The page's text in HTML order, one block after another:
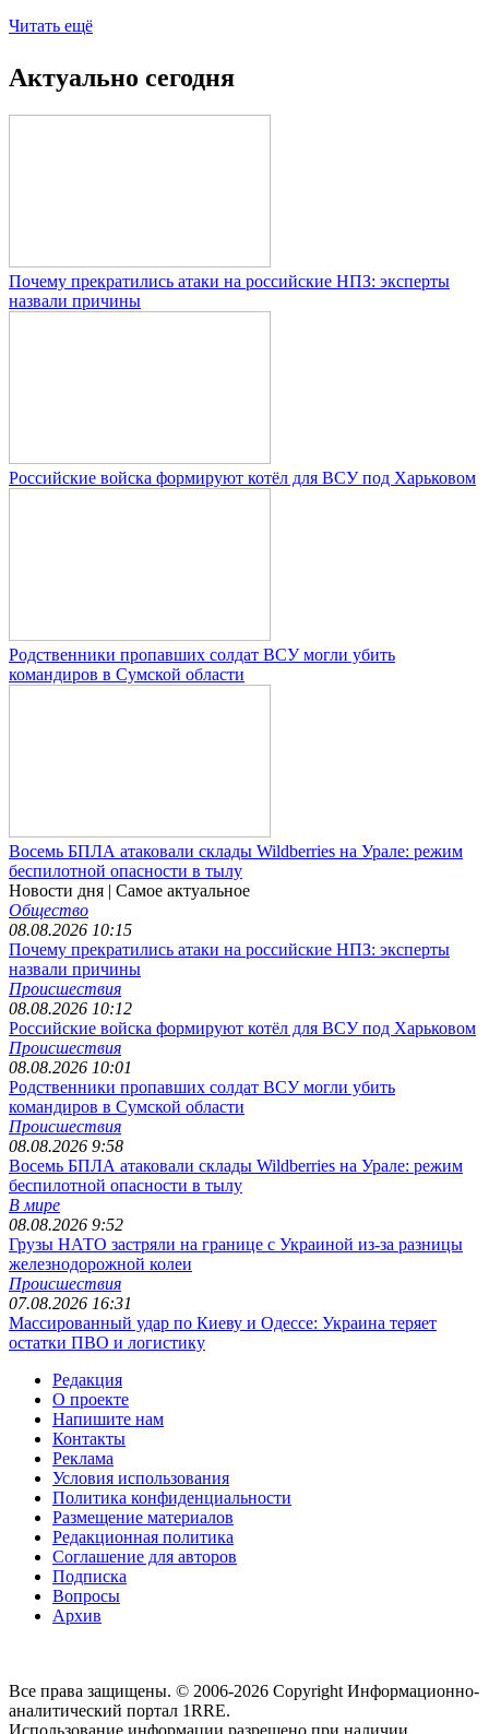
Читать ещё
Актуально сегодня
Почему прекратились атаки на российские НПЗ: эксперты
назвали причины
Российские войска формируют котёл для ВСУ под Харьковом
Родственники пропавших солдат ВСУ могли убить
командиров в Сумской области
Восемь БПЛА атаковали склады Wildberries на Урале: режим
беспилотной опасности в тылу
Новости дня | Самое актуальное
Общество
08.08.2026 10:15
Почему прекратились атаки на российские НПЗ: эксперты
назвали причины
Происшествия
08.08.2026 10:12
Российские войска формируют котёл для ВСУ под Харьковом
Происшествия
08.08.2026 10:01
Родственники пропавших солдат ВСУ могли убить
командиров в Сумской области
Происшествия
08.08.2026 9:58
Восемь БПЛА атаковали склады Wildberries на Урале: режим
беспилотной опасности в тылу
В мире
08.08.2026 9:52
Грузы НАТО застряли на границе с Украиной из-за разницы
железнодорожной колеи
Происшествия
07.08.2026 16:31
Массированный удар по Киеву и Одессе: Украина теряет
остатки ПВО и логистику
Редакция
О проекте
Напишите нам
Контакты
Реклама
Условия использования
Политика конфиденциальности
Размещение материалов
Редакционная политика
Соглашение для авторов
Подписка
Вопросы
Архив
Все права защищены. © 2006-2026 Copyright Информационно-
аналитический портал 1RRE.